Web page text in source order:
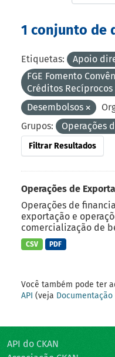
1 conjunto de
Etiquetas: Apoio
FGE Fomento
Créditos Recíprocos
Desembolsos
Grupos:
Operações
Filtrar Resultados
Operações de
Operações de
exportação e
comercialização de
CSV PDF
Você também pode ter
API (veja Documentação
API do CKAN